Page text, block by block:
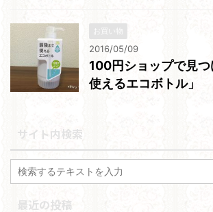
お買い物
2016/05/09
100円ショップで見
使えるエコボトル」
サイト内検索
最近の投稿